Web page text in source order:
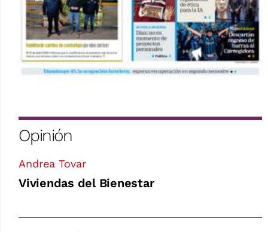
Opinión
Andrea Tovar
Viviendas del Bienestar